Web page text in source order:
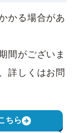
かる場合があ
間がございま
詳しくはお問
ちら